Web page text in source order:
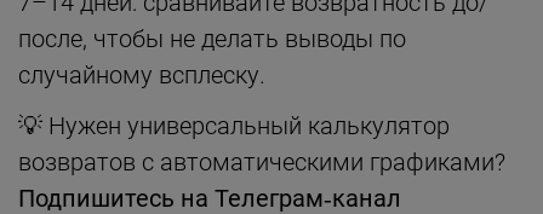
после, чтобы не делать выводы по
случайному всплеску.
💡 Нужен универсальный калькулятор
возвратов с автоматическими графиками?
Подпишитесь на Телеграм‑канал